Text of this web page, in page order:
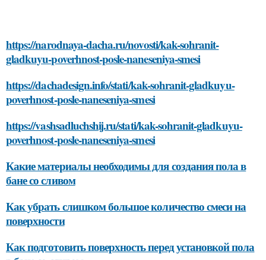
https://narodnaya-dacha.ru/novosti/kak-sohranit-
gladkuyu-poverhnost-posle-naneseniya-smesi
https://dachadesign.info/stati/kak-sohranit-gladkuyu-
poverhnost-posle-naneseniya-smesi
https://vashsadluchshij.ru/stati/kak-sohranit-gladkuyu-
poverhnost-posle-naneseniya-smesi
Какие материалы необходимы для создания пола в
бане со сливом
Как убрать слишком большое количество смеси на
поверхности
Как подготовить поверхность перед установкой пола